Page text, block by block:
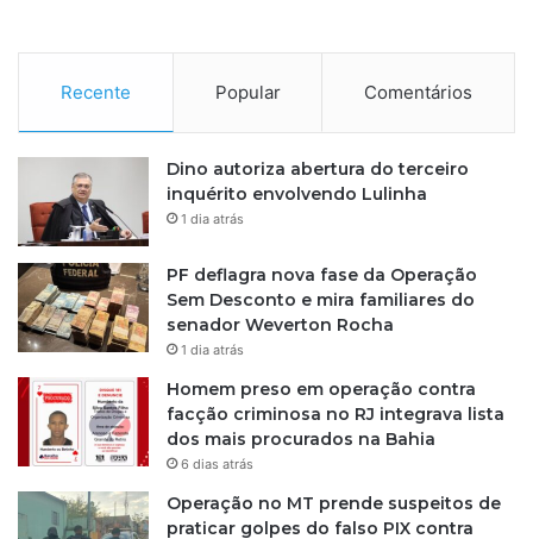
Recente Popular Comentários
Dino autoriza abertura do terceiro
inquérito envolvendo Lulinha
1 dia atrás
PF deflagra nova fase da Operação
Sem Desconto e mira familiares do
senador Weverton Rocha
1 dia atrás
Homem preso em operação contra
facção criminosa no RJ integrava lista
dos mais procurados na Bahia
6 dias atrás
Operação no MT prende suspeitos de
praticar golpes do falso PIX contra